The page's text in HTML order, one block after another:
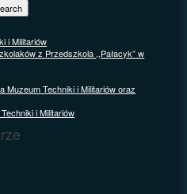
i Militariów
z Przedszkola ,,Pałacyk” w
Muzeum Techniki i Militariów oraz
i Militariów